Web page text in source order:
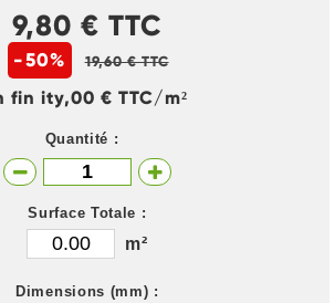
9,80 € TTC
-50% 19,60 € TTC
fin ity,00 € TTC/m²
Quantité :
Surface Totale :
m²
Dimensions (mm) :